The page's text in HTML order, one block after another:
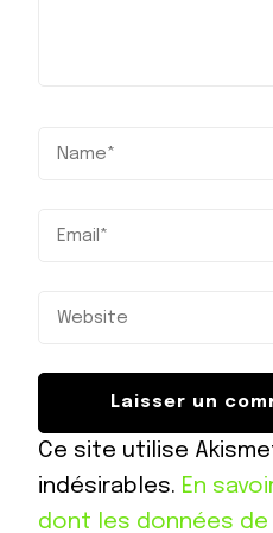
Ce site utilise
indésirables. En
dont les données